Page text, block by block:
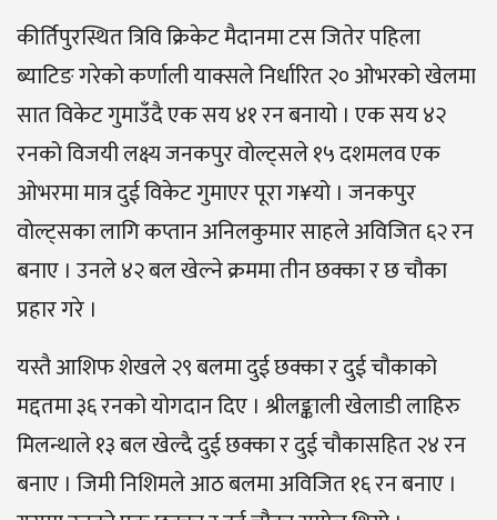
कीर्तिपुरस्थित त्रिवि क्रिकेट मैदानमा टस जितेर पहिला
ब्याटिङ गरेको कर्णाली याक्सले निर्धारित २० ओभरको खेलमा
सात विकेट गुमाउँदै एक सय ४१ रन बनायो । एक सय ४२
रनको विजयी लक्ष्य जनकपुर वोल्ट्सले १५ दशमलव एक
ओभरमा मात्र दुई विकेट गुमाएर पूरा ग¥यो । जनकपुर
वोल्ट्सका लागि कप्तान अनिलकुमार साहले अविजित ६२ रन
बनाए । उनले ४२ बल खेल्ने क्रममा तीन छक्का र छ चौका
प्रहार गरे ।
यस्तै आशिफ शेखले २९ बलमा दुई छक्का र दुई चौकाको
मद्दतमा ३६ रनको योगदान दिए । श्रीलङ्काली खेलाडी लाहिरु
मिलन्थाले १३ बल खेल्दै दुई छक्का र दुई चौकासहित २४ रन
बनाए । जिमी निशिमले आठ बलमा अविजित १६ रन बनाए ।